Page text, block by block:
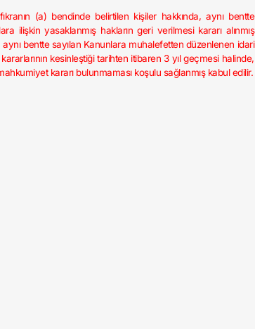
(a) bendinde belirtilen kişiler hakkında, aynı bentte
ilişkin yasaklanmış hakların geri verilmesi kararı alınmış
aynı bentte sayılan Kanunlara muhalefetten düzenlenen idari
kesinleştiği tarihten itibaren 3 yıl geçmesi halinde,
kararı bulunmaması koşulu sağlanmış kabul edilir.